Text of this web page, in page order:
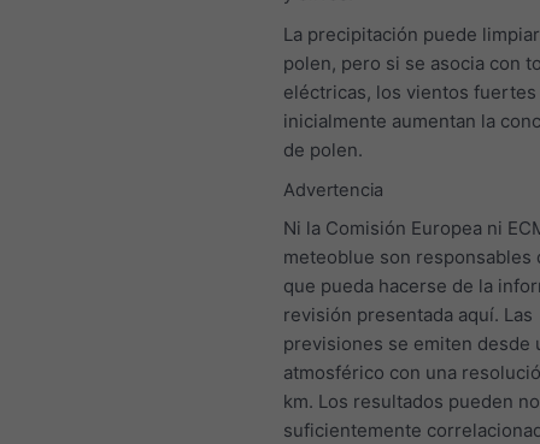
La precipitación puede
polen, pero si se asocia con
eléctricas, los vientos fuertes
inicialmente aumentan la
de polen.
Advertencia
Ni la Comisión Europea ni
meteoblue son responsables
que pueda hacerse de la
revisión presentada aquí. Las
previsiones se emiten desde
atmosférico con una
km. Los resultados pueden
suficientemente